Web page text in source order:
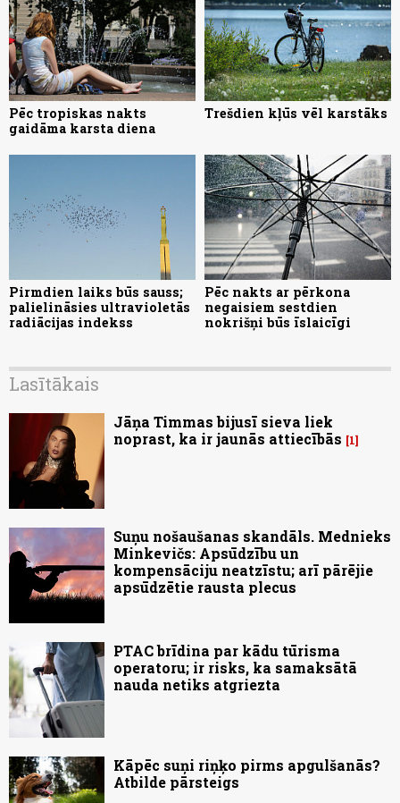
Pēc tropiskas nakts
gaidāma karsta diena
Trešdien kļūs vēl karstāks
Pirmdien laiks būs sauss;
palielināsies ultravioletās
radiācijas indekss
Pēc nakts ar pērkona
negaisiem sestdien
nokrišņi būs īslaicīgi
Lasītākais
Jāņa Timmas bijusī sieva liek
noprast, ka ir jaunās attiecībās
1
Suņu nošaušanas skandāls. Mednieks
Minkevičs: Apsūdzību un
kompensāciju neatzīstu; arī pārējie
apsūdzētie rausta plecus
PTAC brīdina par kādu tūrisma
operatoru; ir risks, ka samaksātā
nauda netiks atgriezta
Kāpēc suņi riņķo pirms apgulšanās?
Atbilde pārsteigs